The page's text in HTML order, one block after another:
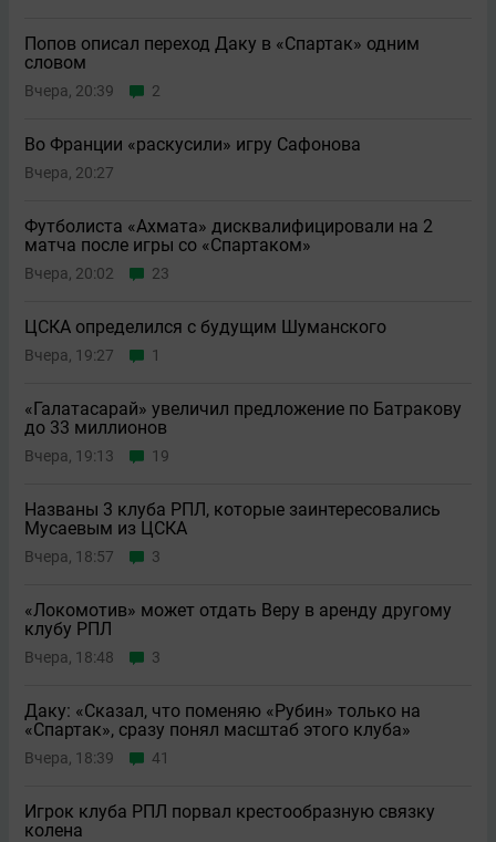
Попов описал переход Даку в «Спартак» одним
словом
Вчера, 20:39 2
Во Франции «раскусили» игру Сафонова
Вчера, 20:27
Футболиста «Ахмата» дисквалифицировали на 2
матча после игры со «Спартаком»
Вчера, 20:02 23
ЦСКА определился с будущим Шуманского
Вчера, 19:27 1
«Галатасарай» увеличил предложение по Батракову
до 33 миллионов
Вчера, 19:13 19
Названы 3 клуба РПЛ, которые заинтересовались
Мусаевым из ЦСКА
Вчера, 18:57 3
«Локомотив» может отдать Веру в аренду другому
клубу РПЛ
Вчера, 18:48 3
Даку: «Сказал, что поменяю «Рубин» только на
«Спартак», сразу понял масштаб этого клуба»
Вчера, 18:39 41
Игрок клуба РПЛ порвал крестообразную связку
колена